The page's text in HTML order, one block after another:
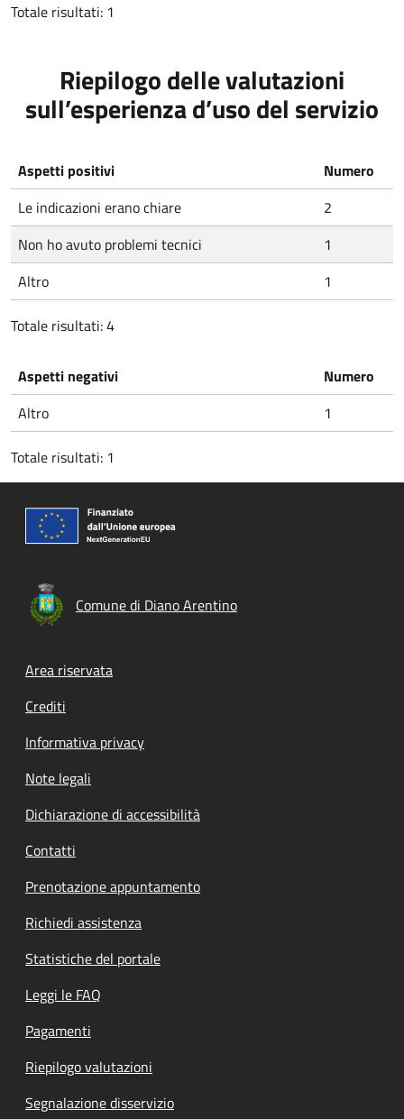
Totale risultati: 1
Riepilogo delle valutazioni
sull’esperienza d’uso del servizio
Aspetti positivi
Numero
Le indicazioni erano chiare
2
Non ho avuto problemi tecnici
1
Altro
1
Totale risultati: 4
Aspetti negativi
Numero
Altro
1
Totale risultati: 1
Comune di Diano Arentino
Footer menu
Area riservata
Crediti
Informativa privacy
Note legali
Dichiarazione di accessibilità
Contatti
Prenotazione appuntamento
Richiedi assistenza
Statistiche del portale
Leggi le FAQ
Pagamenti
Riepilogo valutazioni
Segnalazione disservizio